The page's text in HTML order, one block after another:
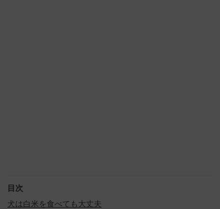
目次
犬は白米を食べても大丈夫